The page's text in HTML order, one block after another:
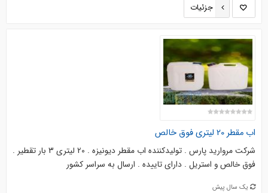
جزئیات
اب مقطر 20 لیتری فوق خالص
شرکت مروارید پارس . تولیدکننده اب مقطر دیونیزه . 20 لیتری 3 بار تقطیر .
فوق خالص و استریل . دارای تاییده . ارسال به سراسر کشور
یک سال پیش